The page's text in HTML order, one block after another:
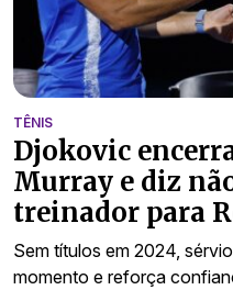
TÊNIS
Djokovic
Murray e diz
treinador para
Sem títulos em 2024,
momento e reforça